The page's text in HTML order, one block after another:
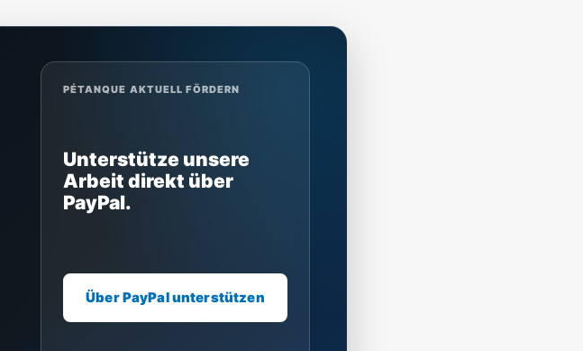
PÉTANQUE AKTUELL FÖRDERN
Unterstütze unsere
Arbeit direkt über
PayPal.
Über PayPal unterstützen